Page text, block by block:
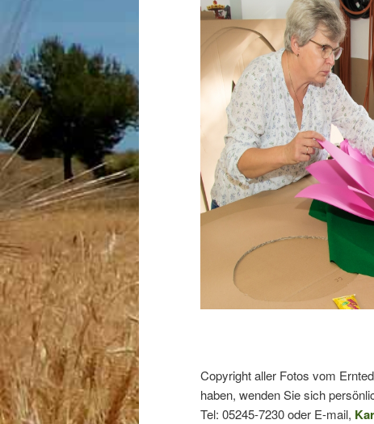
Copyright aller Fotos vom
haben, wenden Sie sich
Tel: 05245-7230 oder E-mail,